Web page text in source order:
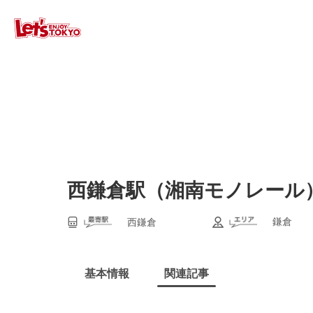
西鎌倉駅（湘南モノレール）
西鎌倉 鎌倉
基本情報 関連記事